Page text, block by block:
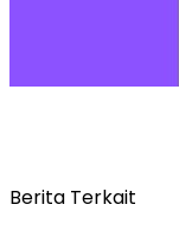
Berita Terkait